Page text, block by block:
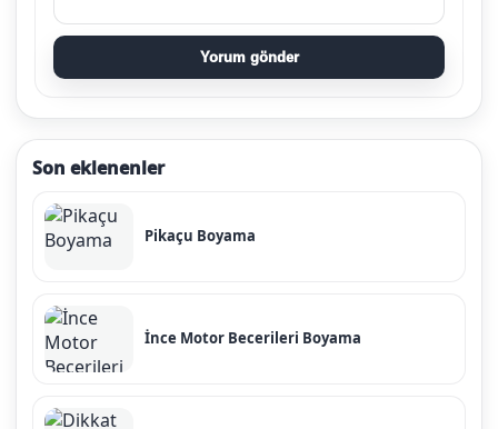
Yorum gönder
Son eklenenler
Pikaçu Boyama
İnce Motor Becerileri Boyama